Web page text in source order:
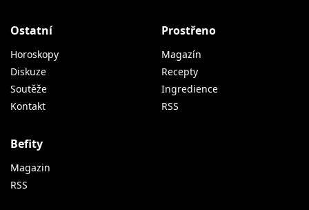
Ostatní
Horoskopy
Diskuze
Soutěže
Kontakt
Prostřeno
Magazín
Recepty
Ingredience
RSS
Befity
Magazin
RSS